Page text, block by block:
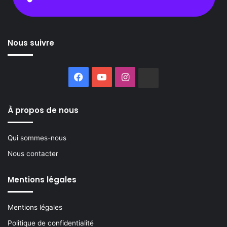
Nous suivre
Facebook
YouTubeInstagram
À propos de nous
Qui sommes-nous
Nous contacter
Mentions légales
Mentions légales
Politique de confidentialité